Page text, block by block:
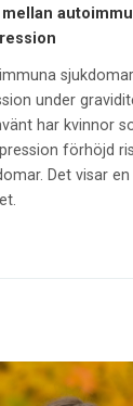
under
har kvinnor
förhöjd
Det visar